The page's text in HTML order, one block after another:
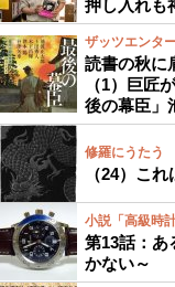
押し入れも
ザッツエンタ
読書の秋に
（1）巨匠
後の幕臣」
修羅にうたう
（24）こ
小説「高級時
第13話：あ
かない～